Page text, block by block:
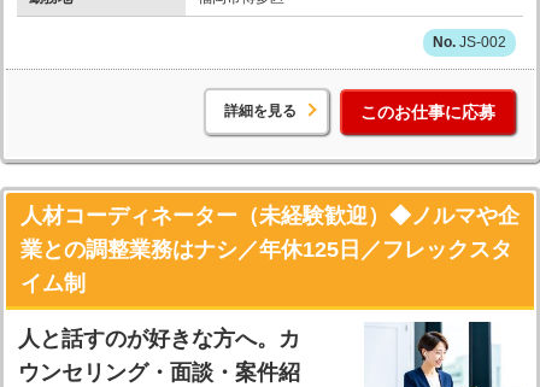
JS-002
詳細を見る このお仕事に応募
人材コーディネーター（未経験歓迎）◆ノルマや企
業との調整業務はナシ／年休125日／フレックスタ
イム制
人と話すのが好きな方へ。カ
ウンセリング・面談・案件紹